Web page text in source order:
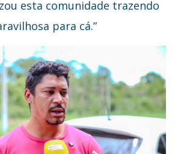
esta comunidade trazendo
para cá.”